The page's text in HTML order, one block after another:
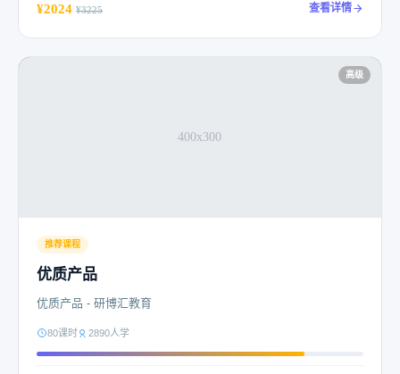
¥2024 ¥3225 查看详情
高级
推荐课程
优质产品
优质产品 - 研博汇教育
80课时 2890人学